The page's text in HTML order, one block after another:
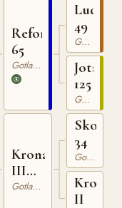
Reform
65
Gotlandsruss
Krona
III
151 Gotlandsruss
Ludde
49
Gotlandsruss
Jota
125
Gotlandsruss
Skote
34
Gotlandsruss
Krona
II